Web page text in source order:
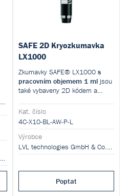
LVL technologies GmbH & Co.KG
SAFE 2D Kryozkumavka
LX1000
Zkumavky SAFE® LX1000 s
pracovním objemem 1 ml jsou
také vybaveny 2D kódem a
Splňují většinu požadavků na
objem a zároveň pasují do
kompaktního SBS 96 racku.
Ideální alternativa ke klasickým
kryozkumavkám – vhodné pro
krev, sérum i sliny.
Kat. číslo
4C-X10-BL-AW-P-L
Výrobce
LVL technologies GmbH & Co.KG
Poptat